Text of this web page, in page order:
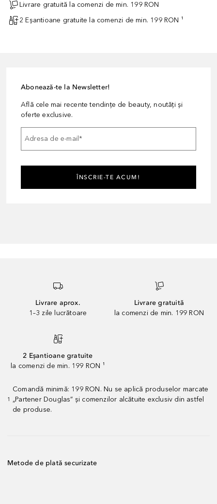
Livrare gratuită la comenzi de min. 199 RON
2 Eșantioane gratuite la comenzi de min. 199 RON ¹
Abonează-te la Newsletter!
Află cele mai recente tendințe de beauty, noutăți și
oferte exclusive.
Adresa de e-mail*
ÎNSCRIE-TE ACUM!
Livrare aprox.
1–3 zile lucrătoare
Livrare gratuită
la comenzi de min. 199 RON
2 Eșantioane gratuite
la comenzi de min. 199 RON ¹
1
Comandă minimă: 199 RON. Nu se aplică produselor marcate
„Partener Douglas” și comenzilor alcătuite exclusiv din astfel
de produse.
Metode de plată securizate